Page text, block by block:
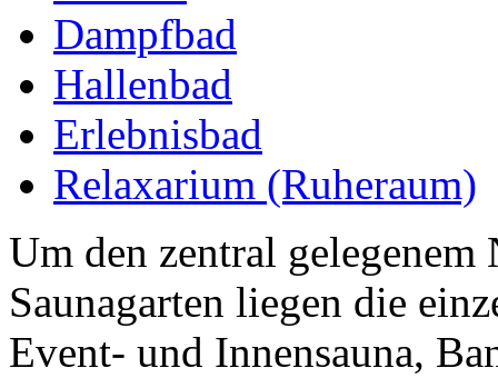
Dampfbad
Hallenbad
Erlebnisbad
Relaxarium (Ruheraum)
Um den zentral
Saunagarten liegen die
Event- und Innensauna,